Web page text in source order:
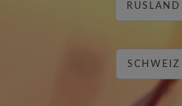
RUSLAND
SCHWEIZ